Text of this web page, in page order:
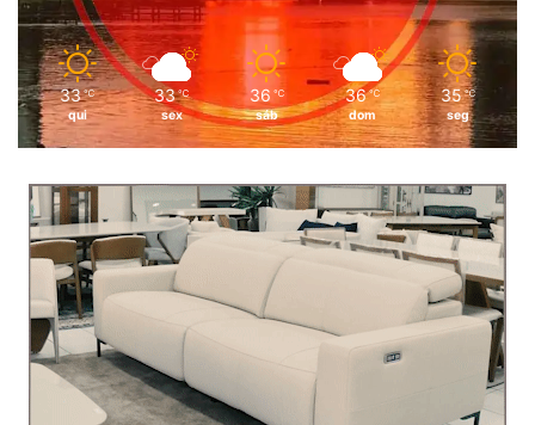
33 ℃
qui
33 ℃
sex
36 ℃
sáb
36 ℃
dom
35 ℃
seg